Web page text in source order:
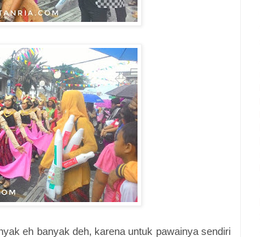
eh banyak deh, karena untuk pawainya sendiri